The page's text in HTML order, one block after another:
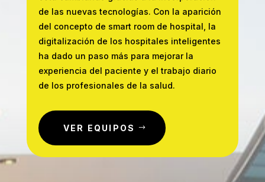
de las nuevas tecnologías. Con la aparición
del concepto de smart room de hospital, la
digitalización de los hospitales inteligentes
ha dado un paso más para mejorar la
experiencia del paciente y el trabajo diario
de los profesionales de la salud.
VER EQUIPOS